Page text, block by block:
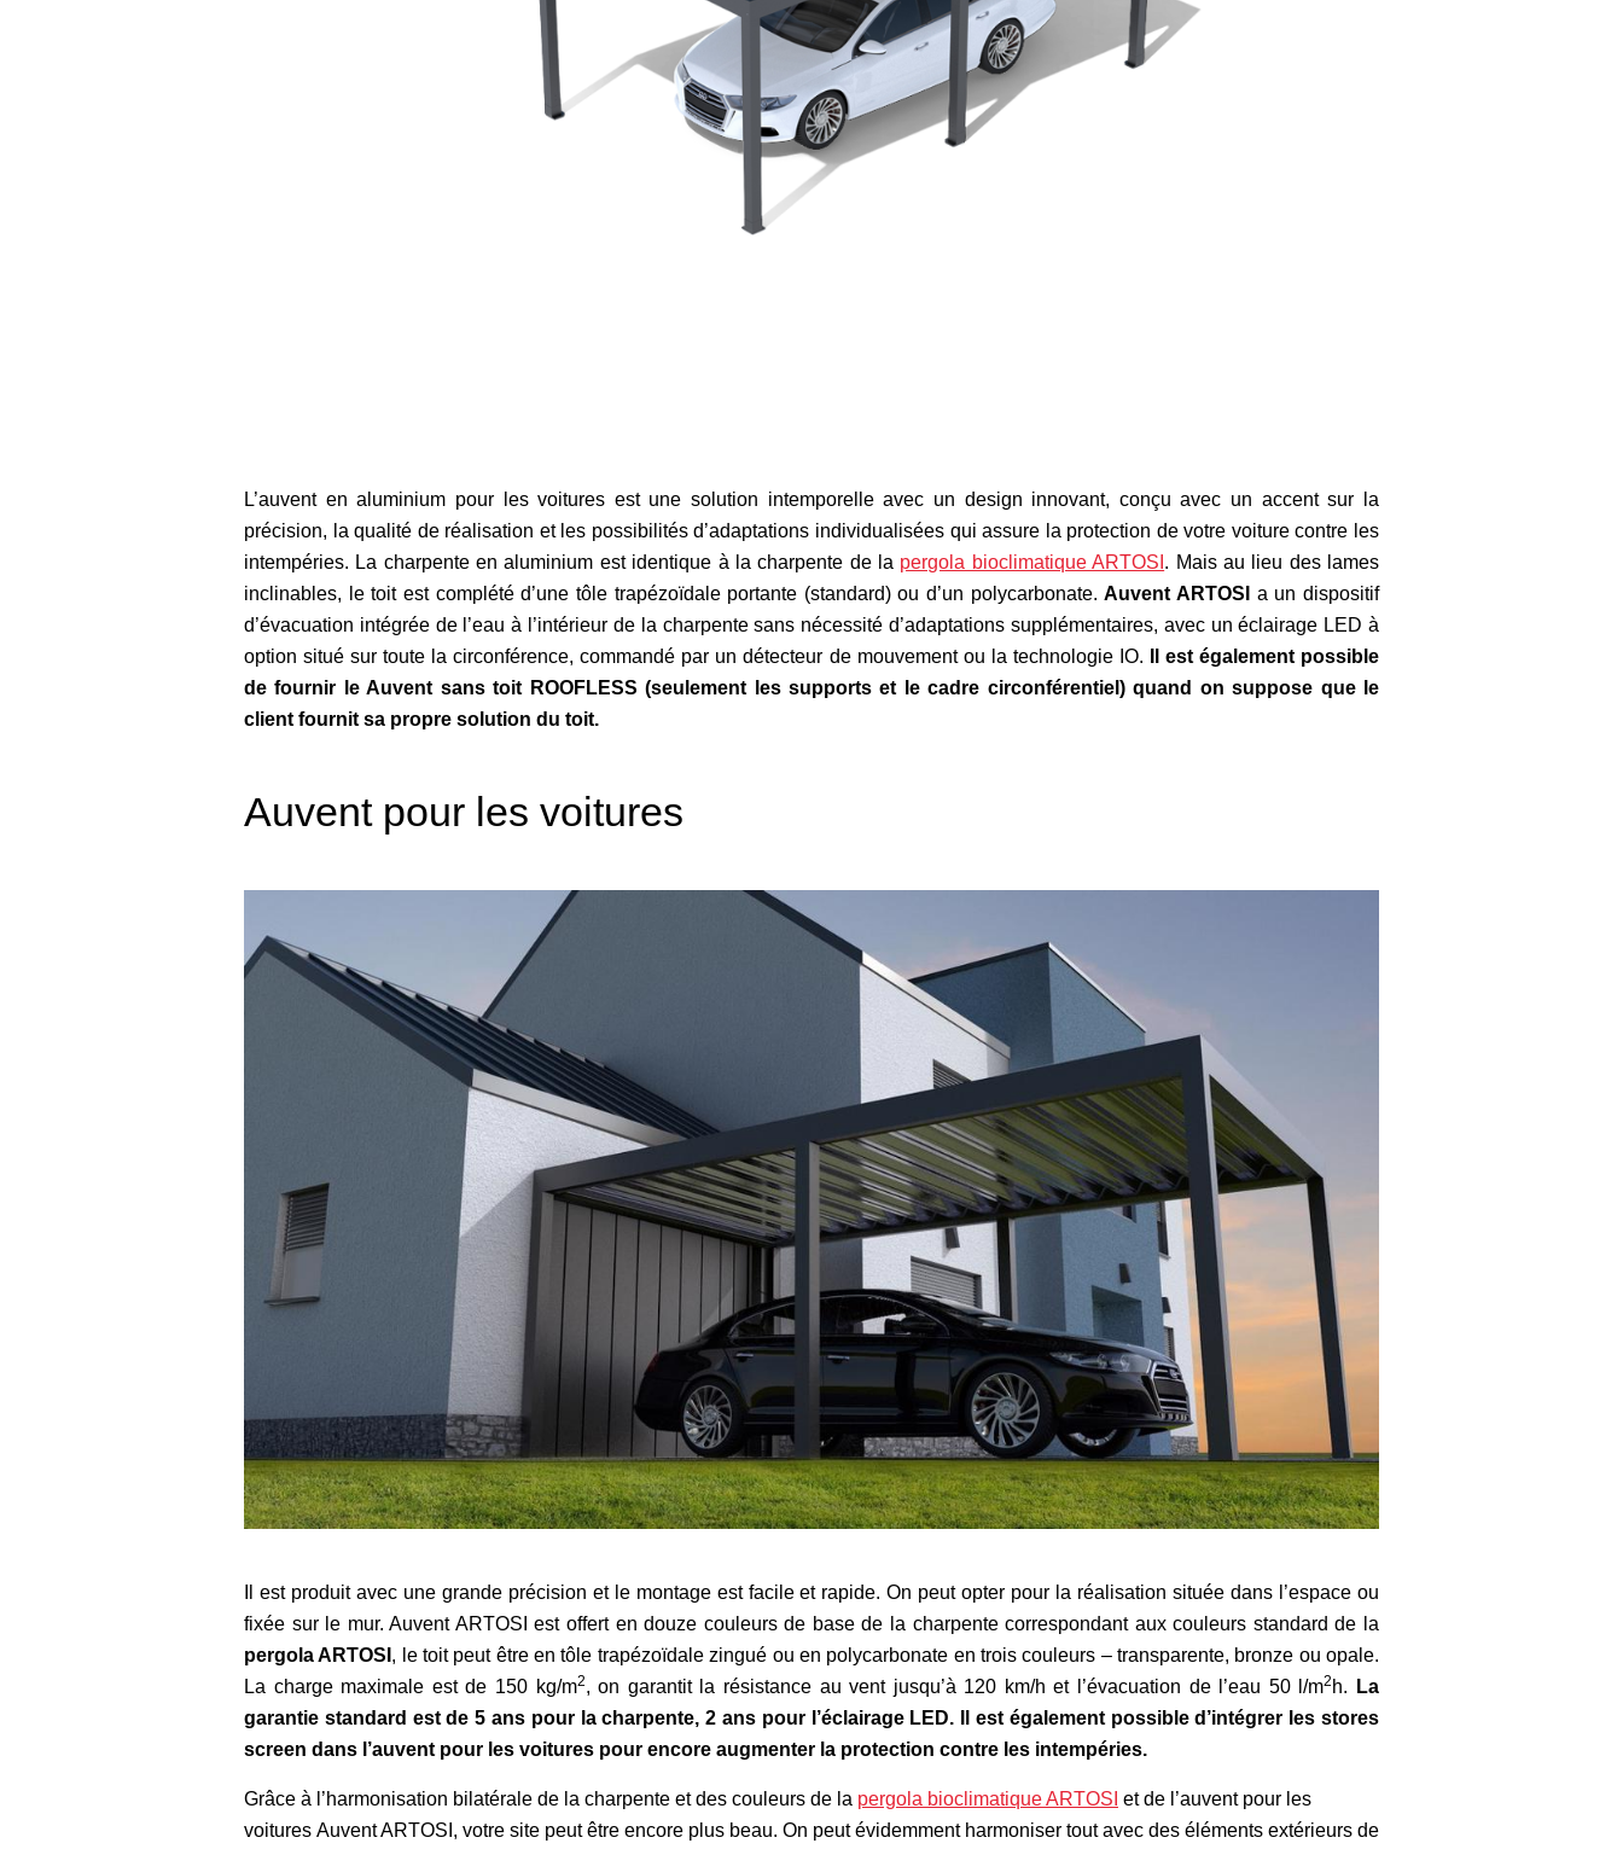
L’auvent en aluminium pour les voitures est une solution intemporelle avec un design innovant, conçu avec un accent sur la
précision, la qualité de réalisation et les possibilités d’adaptations individualisées qui assure la protection de votre voiture contre les
intempéries. La charpente en aluminium est identique à la charpente de la pergola bioclimatique ARTOSI . Mais au lieu des lames
inclinables, le toit est complété d’une tôle trapézoïdale portante (standard) ou d’un polycarbonate.Auvent ARTOSI
a un dispositif
d’évacuation intégrée de l’eau à l’intérieur de la charpente sans nécessité d’adaptations supplémentaires, avec un éclairage LED à
option situé sur toute la circonférence, commandé par un détecteur de mouvement ou la technologie IO.
Il est également possible
de fournir le Auvent sans toit ROOFLESS (seulement les supports et le cadre circonférentiel) quand on suppose que le
client fournit sa propre solution du toit.
Auvent pour les voitures
Il est produit avec une grande précision et le montage est facile et rapide. On peut opter pour la réalisation située dans l’espace ou
fixée sur le mur. Auvent ARTOSI est offert en douze couleurs de base de la charpente correspondant aux couleurs standard de la
pergola ARTOSI , le toit peut être en tôle trapézoïdale zingué ou en polycarbonate en trois couleurs – transparente, bronze ou opale.
La charge maximale est de 150 kg/m2, on garantit la résistance au vent jusqu’à 120 km/h et l’évacuation de l’eau 50 l/m2 h.
La
garantie standard est de 5 ans pour la charpente, 2 ans pour l’éclairage LED. Il est également possible d’intégrer les stores
screen dans l’auvent pour les voitures pour encore augmenter la protection contre les intempéries.
Grâce à l’harmonisation bilatérale de la charpente et des couleurs de la pergola bioclimatique ARTOSI et de l’auvent pour les
voitures Auvent ARTOSI, votre site peut être encore plus beau. On peut évidemment harmoniser tout avec des éléments extérieurs de